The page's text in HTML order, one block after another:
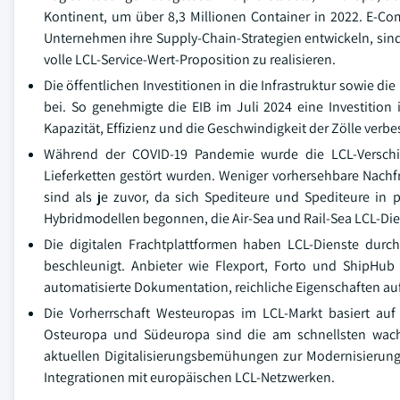
Kontinent, um über 8,3 Millionen Container in 2022. E-
Unternehmen ihre Supply-Chain-Strategien entwickeln,
volle LCL-Service-Wert-Proposition zu realisieren.
Die öffentlichen Investitionen in die Infrastruktur sowie
bei. So genehmigte die EIB im Juli 2024 eine
Kapazität, Effizienz und die Geschwindigkeit der Zölle
Während der COVID-19 Pandemie wurde die LCL-
Lieferketten gestört wurden. Weniger vorhersehbare
sind als je zuvor, da sich Spediteure und Spediteure in
Hybridmodellen begonnen, die Air-Sea und Rail-Sea LCL-
Die digitalen Frachtplattformen haben LCL-Dienste
beschleunigt. Anbieter wie Flexport, Forto und
automatisierte Dokumentation, reichliche Eigenschaften
Die Vorherrschaft Westeuropas im LCL-Markt basiert
Osteuropa und Südeuropa sind die am schnellsten
aktuellen Digitalisierungsbemühungen zur
Integrationen mit europäischen LCL-Netzwerken.